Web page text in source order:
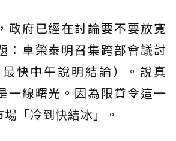
政府已經在討論要不要放寬
：卓榮泰明召集跨部會議討
快中午說明結論）。說真
一線曙光。因為限貸令這一
「冷到快結冰」。